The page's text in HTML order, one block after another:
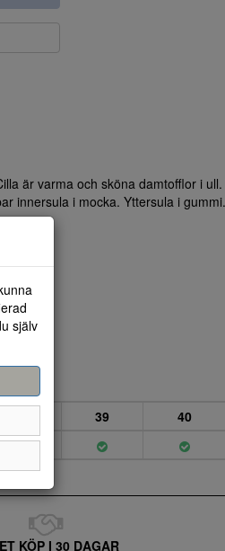
är varma och sköna damtofflor i
innersula i mocka. Yttersula i gummi.
39 40
KÖP I 30 DAGAR
själv